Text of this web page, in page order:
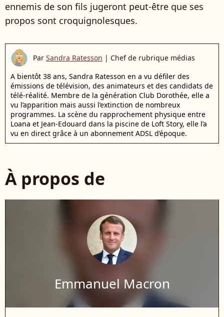
ennemis de son fils jugeront peut-être que ses
propos sont croquignolesques.
Par Sandra Ratesson | Chef de rubrique médias
A bientôt 38 ans, Sandra Ratesson en a vu défiler des
émissions de télévision, des animateurs et des candidats de
télé-réalité. Membre de la génération Club Dorothée, elle a
vu l’apparition mais aussi l’extinction de nombreux
programmes. La scène du rapprochement physique entre
Loana et Jean-Edouard dans la piscine de Loft Story, elle l’a
vu en direct grâce à un abonnement ADSL d’époque.
À propos de
Emmanuel Macron